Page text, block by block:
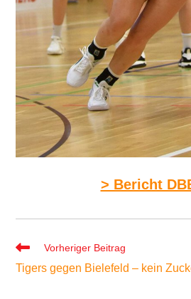
> Bericht
Weitere
ansehen
Vorheriger Beitrag
Tigers gegen Bielefeld – kein